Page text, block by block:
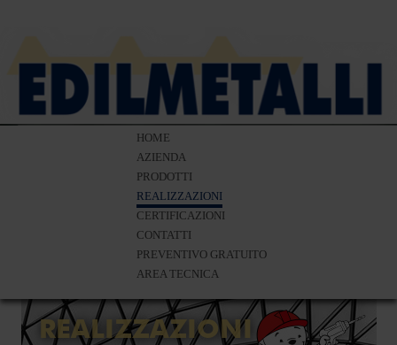
HOME
AZIENDA
PRODOTTI
REALIZZAZIONI
CERTIFICAZIONI
CONTATTI
PREVENTIVO GRATUITO
AREA TECNICA
REALIZZAZIONI